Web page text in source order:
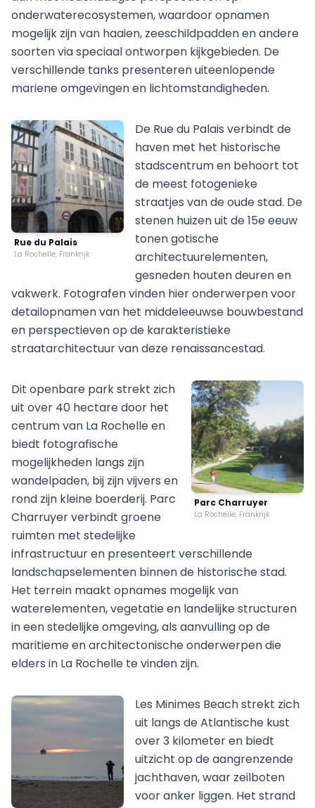
onderwaterecosystemen, waardoor opnamen
mogelijk zijn van haaien, zeeschildpadden en andere
soorten via speciaal ontworpen kijkgebieden. De
verschillende tanks presenteren uiteenlopende
mariene omgevingen en lichtomstandigheden.
Rue du Palais
La Rochelle, Frankrijk
De Rue du Palais verbindt de
haven met het historische
stadscentrum en behoort tot
de meest fotogenieke
straatjes van de oude stad. De
stenen huizen uit de 15e eeuw
tonen gotische
architectuurelementen,
gesneden houten deuren en
vakwerk. Fotografen vinden hier onderwerpen voor
detailopnamen van het middeleeuwse bouwbestand
en perspectieven op de karakteristieke
straatarchitectuur van deze renaissancestad.
Parc Charruyer
La Rochelle, Frankrijk
Dit openbare park strekt zich
uit over 40 hectare door het
centrum van La Rochelle en
biedt fotografische
mogelijkheden langs zijn
wandelpaden, bij zijn vijvers en
rond zijn kleine boerderij. Parc
Charruyer verbindt groene
ruimten met stedelijke
infrastructuur en presenteert verschillende
landschapselementen binnen de historische stad.
Het terrein maakt opnames mogelijk van
waterelementen, vegetatie en landelijke structuren
in een stedelijke omgeving, als aanvulling op de
maritieme en architectonische onderwerpen die
elders in La Rochelle te vinden zijn.
Les Minimes Beach strekt zich
uit langs de Atlantische kust
over 3 kilometer en biedt
uitzicht op de aangrenzende
jachthaven, waar zeilboten
voor anker liggen. Het strand